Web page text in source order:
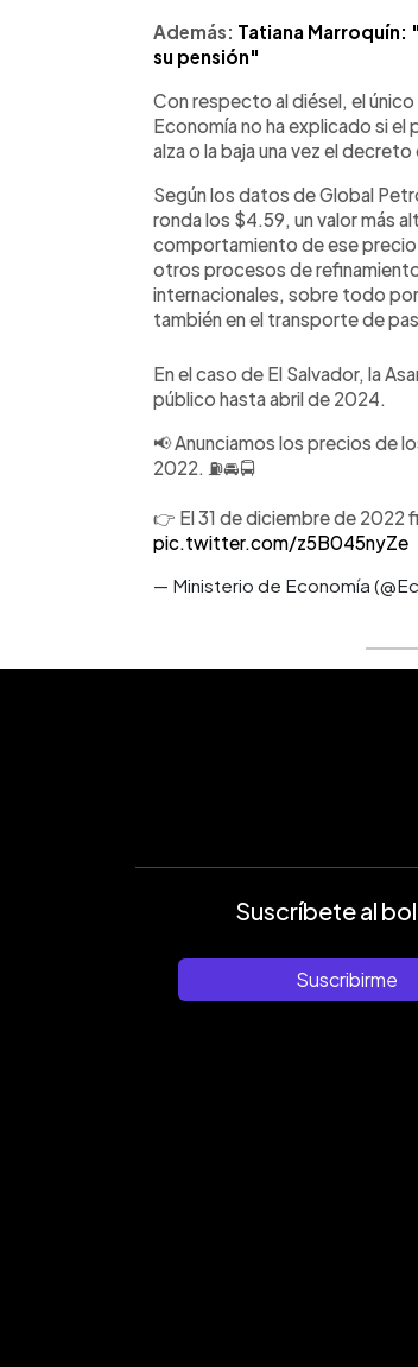
Además: Tatiana Marroquín:
su pensión"
Con respecto al diésel, el
Economía no ha explicado si el
alza o la baja una vez el
Según los datos de Global
ronda los $4.59, un valor más
comportamiento de ese
otros procesos de
internacionales, sobre todo
también en el transporte de
En el caso de El Salvador, la
público hasta abril de 2024.
📢 Anunciamos los precios de
2022. ⛽🚘🚍
👉 El 31 de diciembre de 2022
pic.twitter.com/z5B045nyZe
— Ministerio de Economía
Suscríbete al
Suscribirme